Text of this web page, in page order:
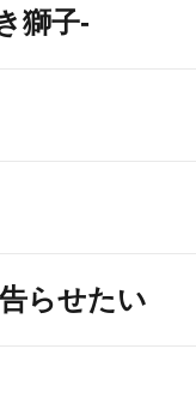
獅子-
らせたい